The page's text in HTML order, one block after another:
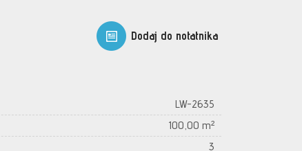
Dodaj do notatnika
LW-2635
100,00 m²
3